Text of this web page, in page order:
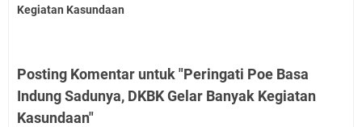
Kegiatan Kasundaan
Posting Komentar untuk "Peringati Poe Basa
Indung Sadunya, DKBK Gelar Banyak Kegiatan
Kasundaan"